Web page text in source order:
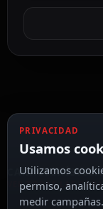
VER TODAS LAS
PRIVACIDAD
Usamos
Utilizamos
permiso,
medir campañas.